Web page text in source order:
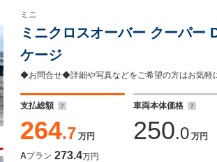
ミニ
ミニクロスオーバー クーパー
ケージ
◆お問合せ◆詳細や写真などをご希望の方はお気軽
支払総額
264.7 万円
車両本体価格
250.0 万円
Aプラン 273.4万円